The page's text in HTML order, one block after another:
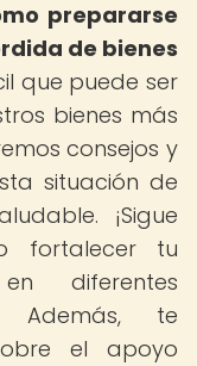
prepararse
de bienes
que puede ser
bienes más
consejos y
situación de
¡Sigue
fortalecer tu
diferentes
Además, te
el apoyo